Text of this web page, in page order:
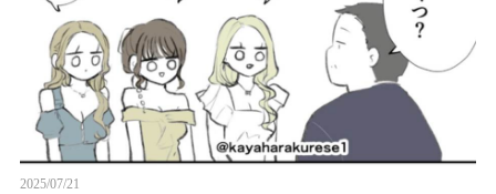
2025/07/21